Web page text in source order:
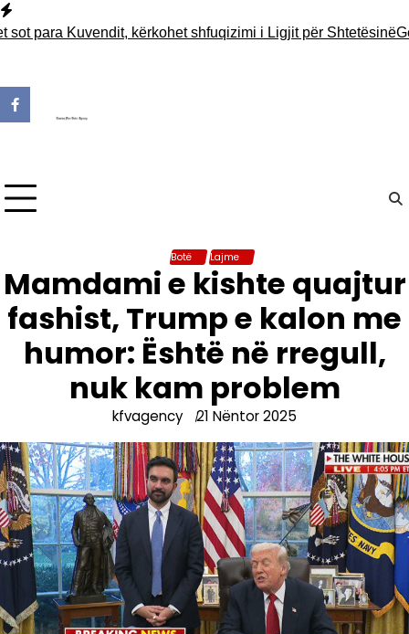
Skip
to
Kuvendit, kërkohet shfuqizimi i Ligjit për Shtetësinë
Botë Lajme
Mamdami e kishte quajtur
fashist, Trump e kalon me
humor: Është në rregull,
nuk kam problem
kfvagency 21 Nëntor 2025